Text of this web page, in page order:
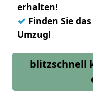
erhalten!
✓ Finden Sie
Umzug!
blitzschnell